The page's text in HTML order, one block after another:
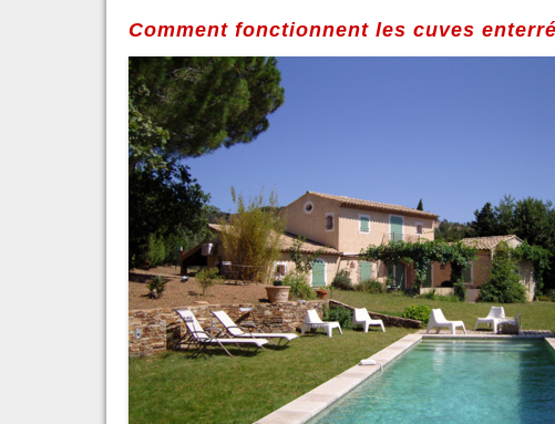
Comment fonctionnent les cuves